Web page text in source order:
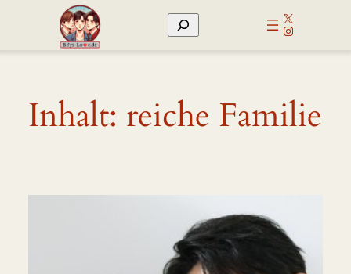
Suchen
X
Instagram
Inhalt: reiche Familie